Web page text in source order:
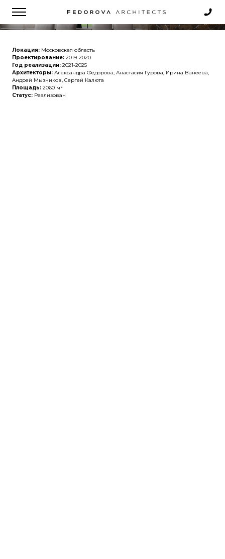
VILLA UNO
ВИЛЛА УНО, 2024
Локация: Московская область
Проектирование: 2019-2020
Год реализации: 2021-2025
Архитекторы: Александра Федорова, Анастасия Гурова, Ирина Ванеева,
Андрей Мызников, Сергей Калюта
Площадь: 2060 м²
Статус: Реализован